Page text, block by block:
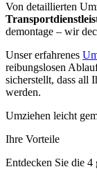
Von detaillierten
demontage – wir
Unser erfahrenes
reibungslosen
sicherstellt, dass all
werden.
Umziehen leicht
Ihre Vorteile
Entdecken Sie die 4